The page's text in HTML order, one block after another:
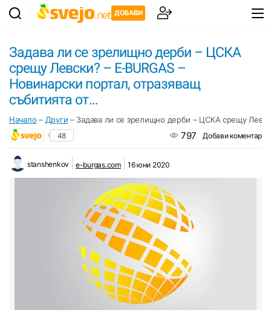
ДОБАВИ
Задава ли се зрелищно дерби – ЦСКА
срещу Левски? – E-BURGAS –
Новинарски портал, отразяващ
събитията от…
Начало – Други – Задава ли се зрелищно дерби – ЦСКА срещу
48 797 Добави коментар
stanshenkov e-burgas.com 16 юни 2020